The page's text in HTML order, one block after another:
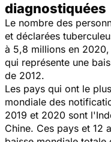
diagnostiquées
Le nombre des
et déclarées
à 5,8 millions en
qui représente une
de 2012.
Les pays qui ont le
mondiale des
2019 et 2020 sont
Chine. Ces pays et 12